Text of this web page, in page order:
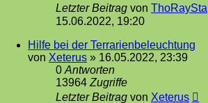
Letzter Beitrag von ThoRaySta
15.06.2022, 19:20
Hilfe bei der Terrarienbeleuchtung
von Xeterus » 16.05.2022, 23:39
0 Antworten
13964 Zugriffe
Letzter Beitrag von Xeterus